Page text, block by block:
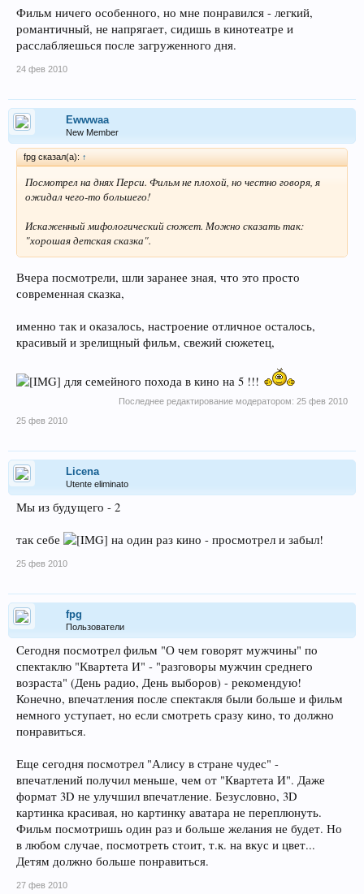
Фильм ничего особенного, но мне понравился - легкий,
романтичный, не напрягает, сидишь в кинотеатре и
расслабляешься после загруженного дня.
24 фев 2010
Ewwwaa
New Member
fpg сказал(а): ↑
Посмотрел на днях Перси. Фильм не плохой, но честно говоря, я
ожидал чего-то большего!
Искаженный мифологический сюжет. Можно сказать так:
"хорошая детская сказка".
Вчера посмотрели, шли заранее зная, что это просто
современная сказка,
именно так и оказалось, настроение отличное осталось,
красивый и зрелищный фильм, свежий сюжетец,
для семейного похода в кино на 5 !!!
Последнее редактирование модератором: 25 фев 2010
25 фев 2010
Licena
Utente eliminato
Мы из будущего - 2
так себе на один раз кино - просмотрел и забыл!
25 фев 2010
fpg
Пользователи
Сегодня посмотрел фильм "О чем говорят мужчины" по
спектаклю "Квартета И" - "разговоры мужчин среднего
возраста" (День радио, День выборов) - рекомендую!
Конечно, впечатления после спектакля были больше и фильм
немного уступает, но если смотреть сразу кино, то должно
понравиться.
Еще сегодня посмотрел "Алису в стране чудес" -
впечатлений получил меньше, чем от "Квартета И". Даже
формат 3D не улучшил впечатление. Безусловно, 3D
картинка красивая, но картинку аватара не переплюнуть.
Фильм посмотришь один раз и больше желания не будет. Но
в любом случае, посмотреть стоит, т.к. на вкус и цвет...
Детям должно больше понравиться.
27 фев 2010